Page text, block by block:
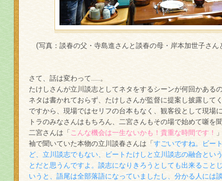
(写真：談春の父・寺島進さんと談春の母・岸本加世子さん
さて、話は変わって……。
たけしさんが立川談志としてネタをするシーンが何回かある
ネタは書かれておらず、たけしさんが監督に提案し披露して
ですから、現場ではセリフの台本もなく、観客役として現場
トラのみなさんはもちろん、二宮さんもその場で始めて噺を
二宮さんは「 こんな機会は一生ないかも！貴重な時間です！
袖で聞いていた本物の立川談春さんは「すごいですね。ビー
ど、立川談志でもない、ビートたけしと立川談志の融合とい
とだと思うんですよ。談志になりきろうとしても出来ること
いうと、語尾は全部落語になっていましたし、分かる人には